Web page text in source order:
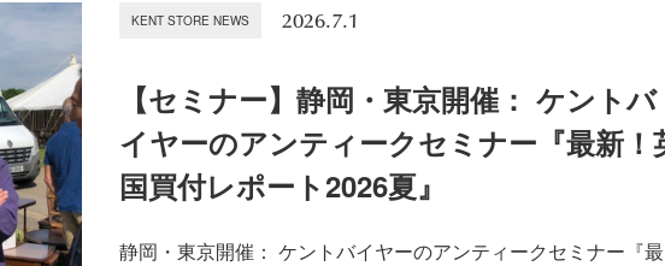
KENT STORE NEWS 2026.7.1
【セミナー】静岡・東京開催： ケントバ
イヤーのアンティークセミナー『最新！
国買付レポート2026夏』
静岡・東京開催： ケントバイヤーのアンティークセミナー『最